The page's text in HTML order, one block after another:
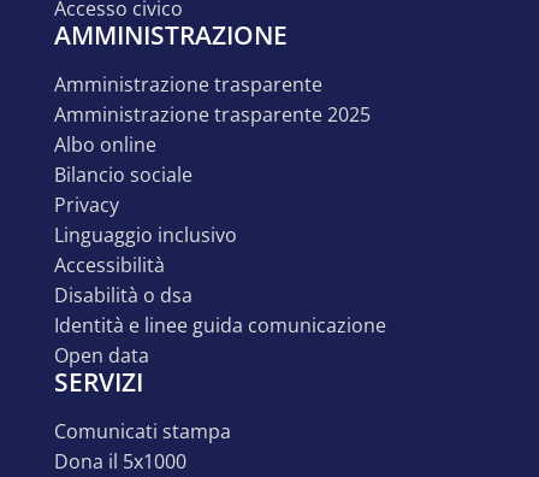
accesso civico
AMMINISTRAZIONE
amministrazione trasparente
amministrazione trasparente 2025
albo online
bilancio sociale
privacy
linguaggio inclusivo
accessibilità
disabilità o dsa
identità e linee guida comunicazione
open data
SERVIZI
comunicati stampa
dona il 5x1000